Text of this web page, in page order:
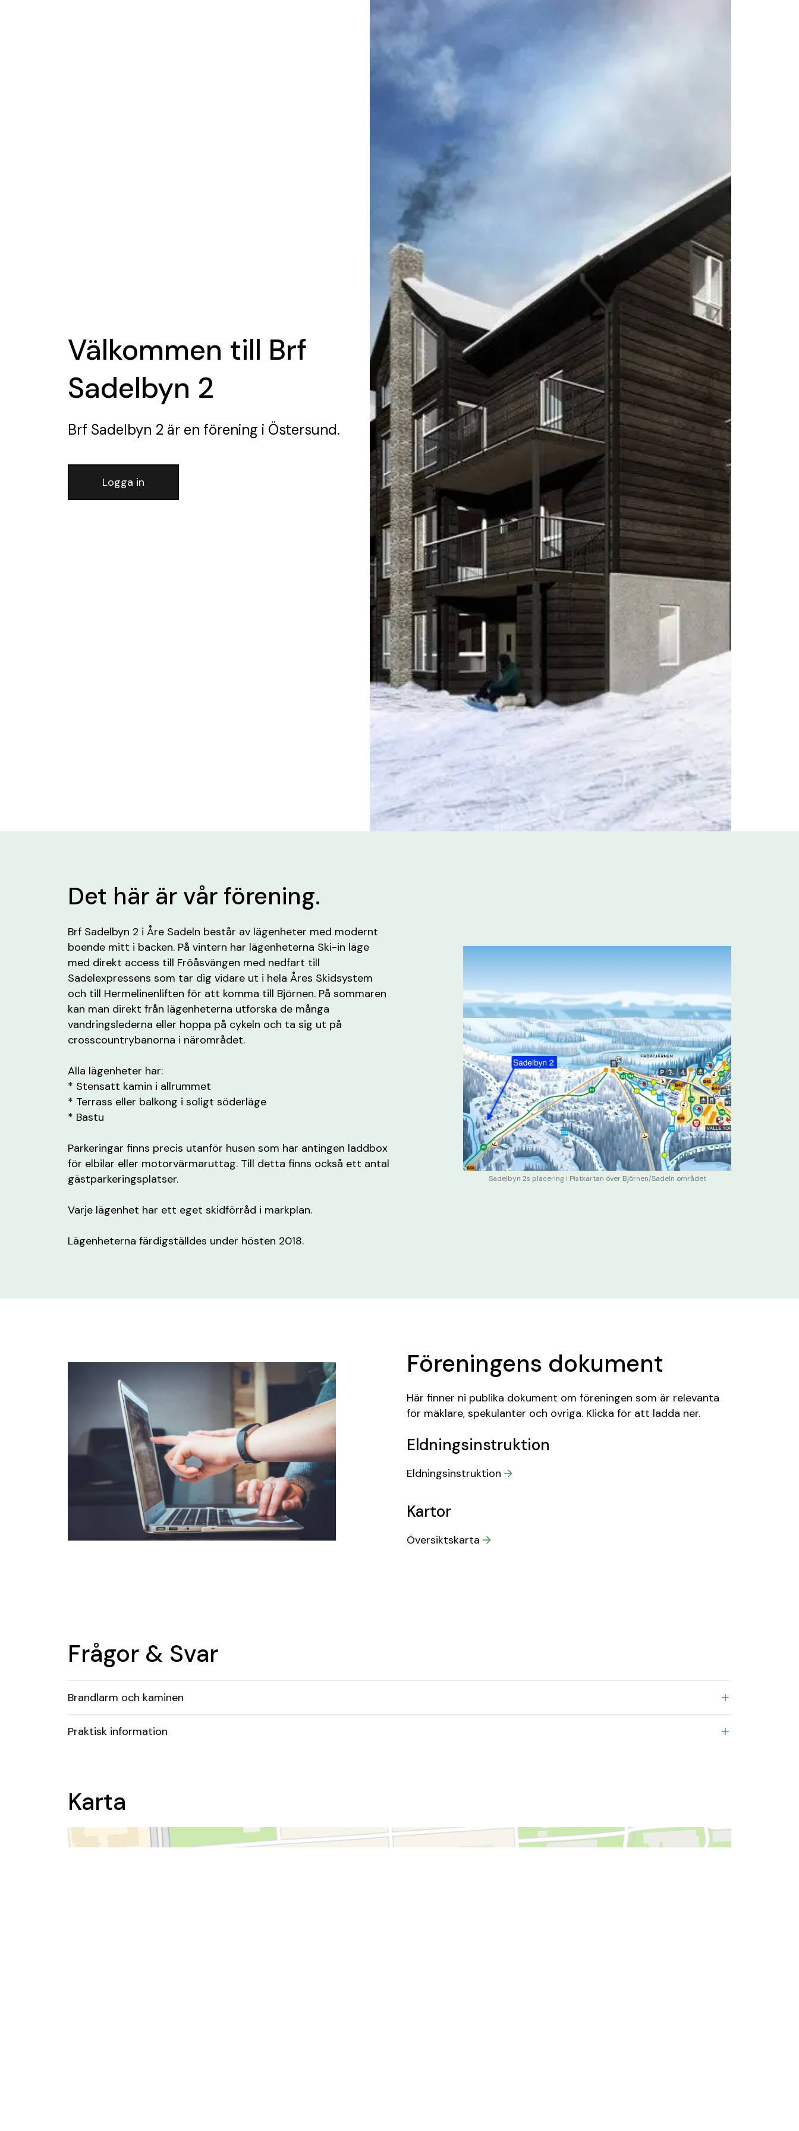
Välkommen till Brf
Sadelbyn 2
Brf Sadelbyn 2 är en förening i Östersund.
Logga in
Det här är vår förening.
Brf Sadelbyn 2 i Åre Sadeln består av lägenheter med modernt
boende mitt i backen. På vintern har lägenheterna Ski-in läge
med direkt access till Fröåsvängen med nedfart till
Sadelexpressens som tar dig vidare ut i hela Åres Skidsystem
och till Hermelinenliften för att komma till Björnen. På sommaren
kan man direkt från lägenheterna utforska de många
vandringslederna eller hoppa på cykeln och ta sig ut på
crosscountrybanorna i närområdet.
Alla lägenheter har:
* Stensatt kamin i allrummet
* Terrass eller balkong i soligt söderläge
* Bastu
Parkeringar finns precis utanför husen som har antingen laddbox
för elbilar eller motorvärmaruttag. Till detta finns också ett antal
gästparkeringsplatser.
Varje lägenhet har ett eget skidförråd i markplan.
Lägenheterna färdigställdes under hösten 2018.
Sadelbyn 2s placering i Pistkartan över Björnen/Sadeln området
Föreningens dokument
Här finner ni publika dokument om föreningen som är relevanta
för mäklare, spekulanter och övriga. Klicka för att ladda ner.
Eldningsinstruktion
Eldningsinstruktion
Kartor
Översiktskarta
Frågor & Svar
Brandlarm och kaminen
Praktisk information
Karta